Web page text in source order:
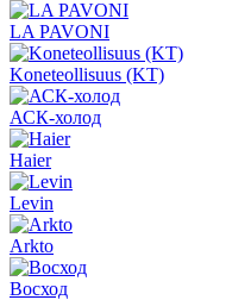
LA PAVONI
Koneteollisuus (KT)
АСК-холод
Haier
Levin
Arkto
Восход